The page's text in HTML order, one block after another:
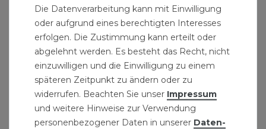
Krallenbesen 40 cm
19,99 € *
Die Datenverarbeitung kann mit Einwilligung
oder aufgrund eines berechtigten Interesses
erfolgen. Die Zustimmung kann erteilt oder
abgelehnt werden. Es besteht das Recht, nicht
einzuwilligen und die Einwilligung zu einem
späteren Zeitpunkt zu ändern oder zu
widerrufen. Beachten Sie unser Impressum
und weitere Hinweise zur Verwendung
personenbezogener Daten in unserer Daten­